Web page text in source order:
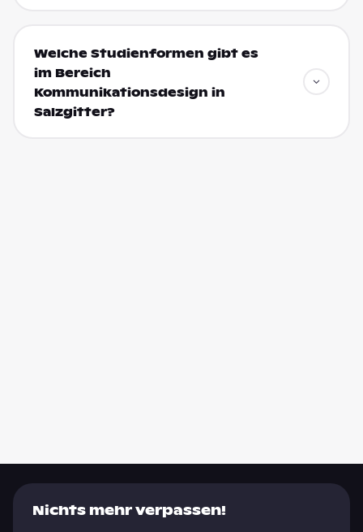
Welche Studienformen gibt es
im Bereich
Kommunikationsdesign in
Salzgitter?
Nichts mehr verpassen!